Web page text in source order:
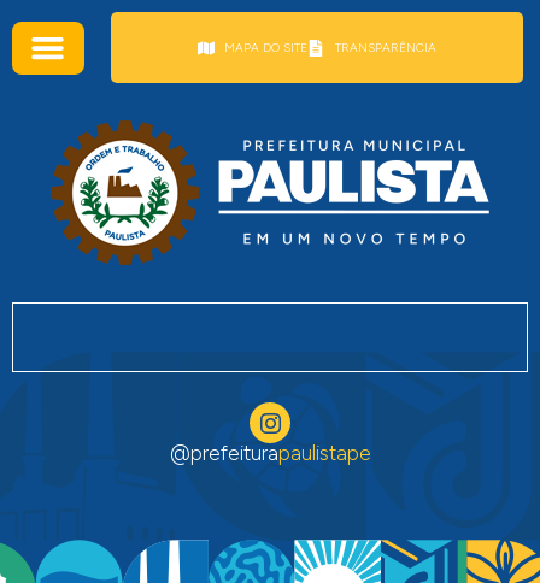
MAPA DO SITE TRANSPARÊNCIA
@prefeiturapaulistape